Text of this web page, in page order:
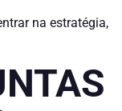
na estratégia,